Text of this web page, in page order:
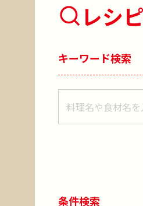
レシ
キーワード検索
条件検索